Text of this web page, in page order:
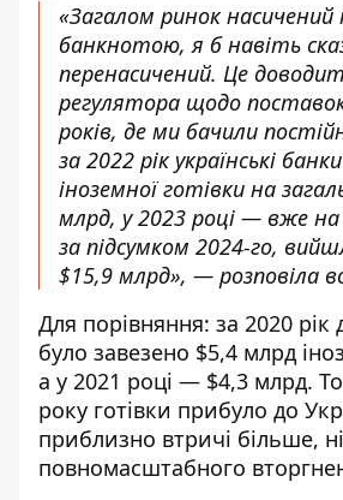
«Загалом ринок насичений
банкнотою, я б навіть
перенасичений. Це
регулятора щодо
років, де ми бачили
за 2022 рік українські
іноземної готівки на
млрд, у 2023 році — вже
за підсумком 2024-го,
$15,9 млрд», — розповіла
Для порівняння: за 2020 рік
було завезено $5,4 млрд
а у 2021 році — $4,3 млрд.
року готівки прибуло до
приблизно втричі більше,
повномасштабного